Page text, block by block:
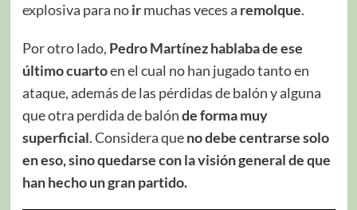
explosiva para noirmuchas veces a remolque.
Por otro lado, Pedro Martínez hablaba de ese
último cuartoen el cual no han jugado tanto en
ataque, además de las pérdidas de balón y alguna
que otra perdida de balónde forma muy
superficial. Considera queno debe centrarse solo
en eso, sino quedarse con la visión general de que
han hecho un gran partido.